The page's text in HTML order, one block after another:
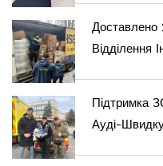
Відділення
Підтримка
Ауді-